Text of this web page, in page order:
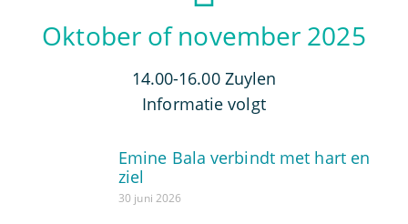
Oktober of november 2025
14.00-16.00 Zuylen
Informatie volgt
Emine Bala verbindt met hart en
ziel
30 juni 2026